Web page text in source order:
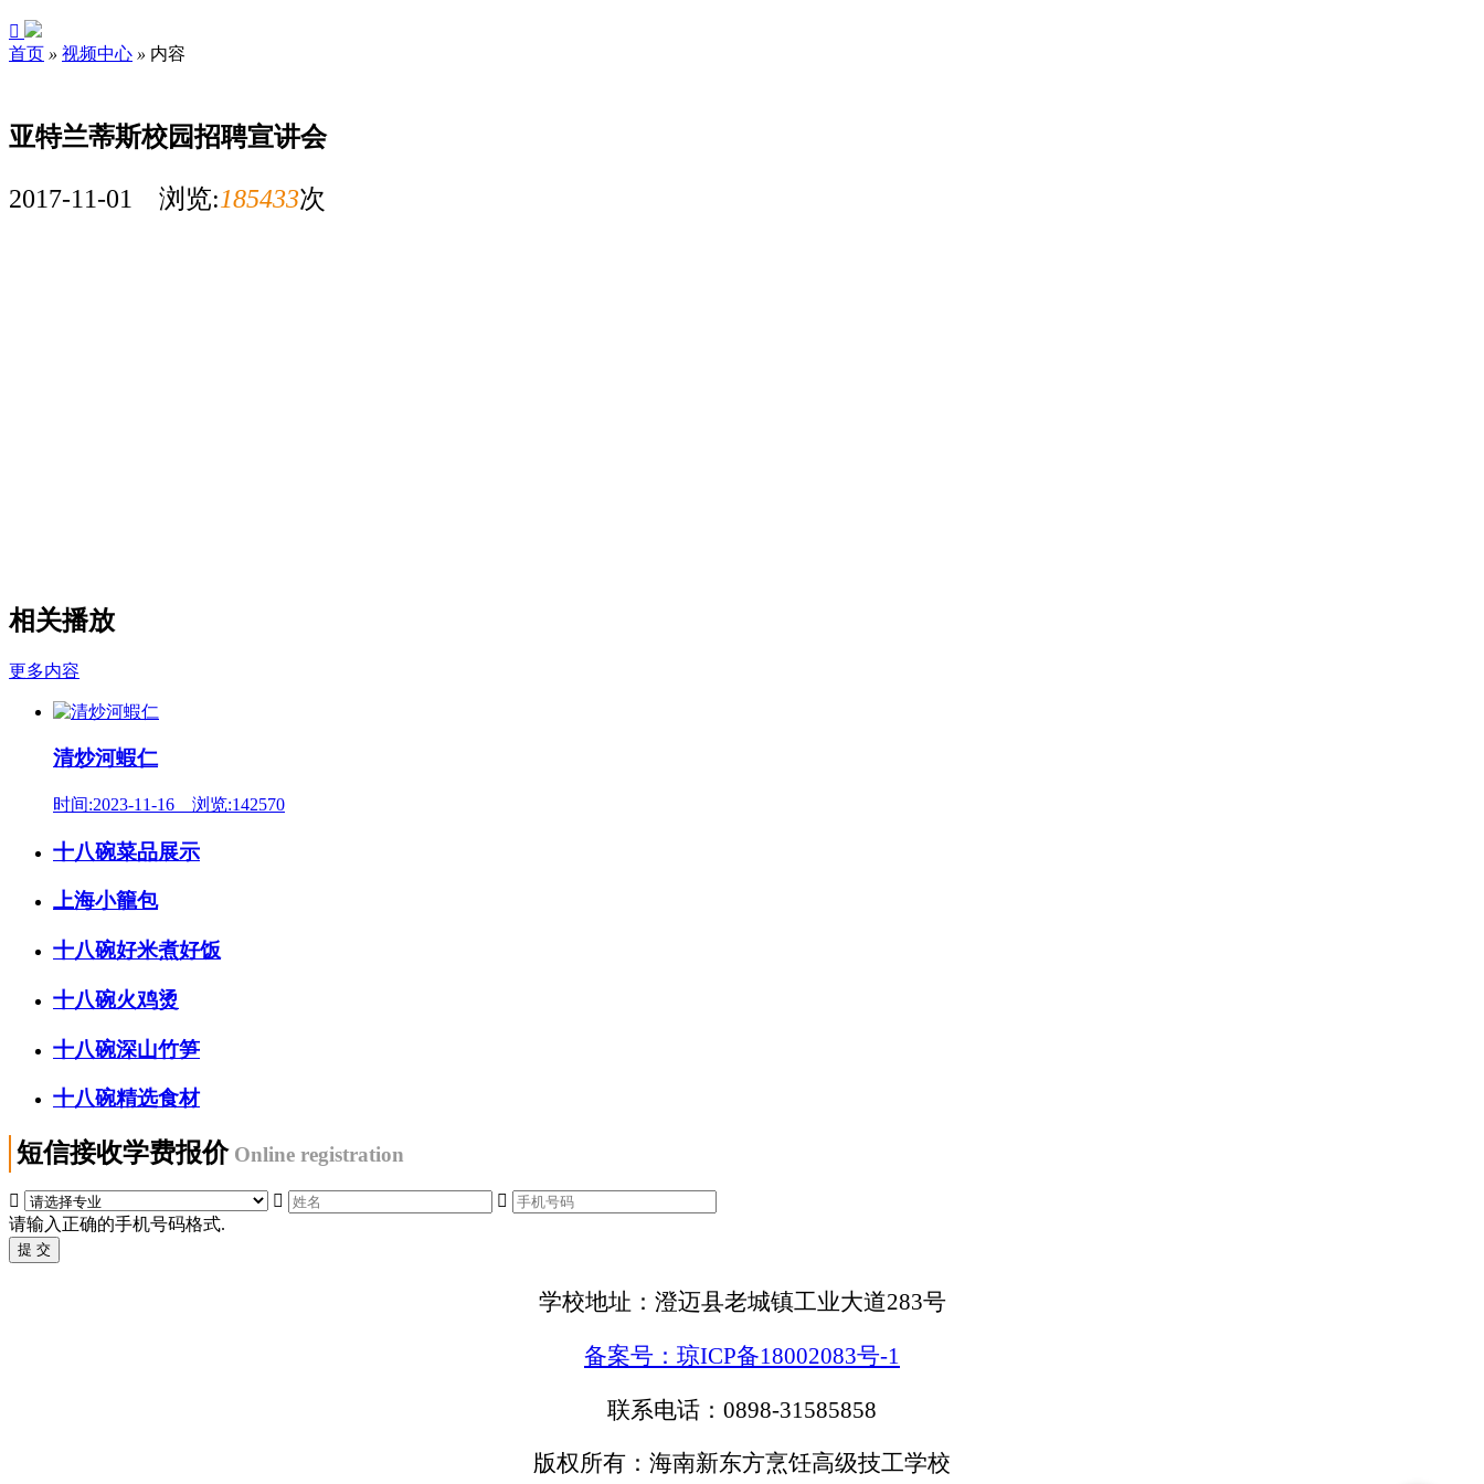

首页 » 视频中心 » 内容
亚特兰蒂斯校园招聘宣讲会
2017-11-01 浏览:185433次
相关播放
更多内容
清炒河蝦仁
时间:2023-11-16 浏览:142570
十八碗菜品展示
上海小籠包
十八碗好米煮好饭
十八碗火鸡烫
十八碗深山竹笋
十八碗精选食材
短信接收学费报价 Online registration
 

请输入正确的手机号码格式.
学校地址：澄迈县老城镇工业大道283号
备案号：琼ICP备18002083号-1
联系电话：0898-31585858
版权所有：海南新东方烹饪高级技工学校